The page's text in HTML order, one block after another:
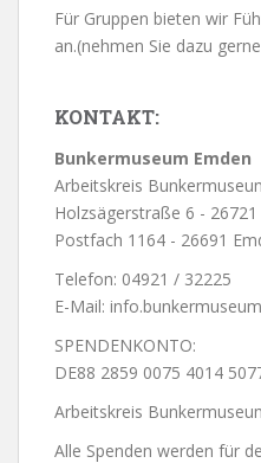
Für Gruppen bieten wir
an.(nehmen Sie dazu
KONTAKT:
Bunkermuseum Emden
Arbeitskreis
Holzsägerstraße 6 - 26721
Postfach 1164 - 26691
Telefon: 04921 / 32225
E-Mail:
SPENDENKONTO:
DE88 2859 0075 4014
Arbeitskreis
Alle Spenden werden für